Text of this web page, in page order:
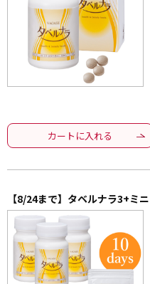
カートに入れる
【8/24まで】タベルナラ3+ミニ